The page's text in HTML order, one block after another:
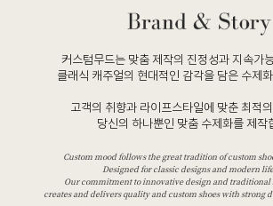
커스텀무드는 맞춤 제작의 진정성과 지속가
클래식 캐주얼의 현대적인 감각을 담은 수제
고객의 취향과 라이프스타일에 맞춘 최적
당신의 하나뿐인 맞춤 수제화를 제작
Custom mood follows the great tradition of custom
Designed for classic designs and modern
Our commitment to innovative design and traditional
creates and delivers quality and custom shoes with strong